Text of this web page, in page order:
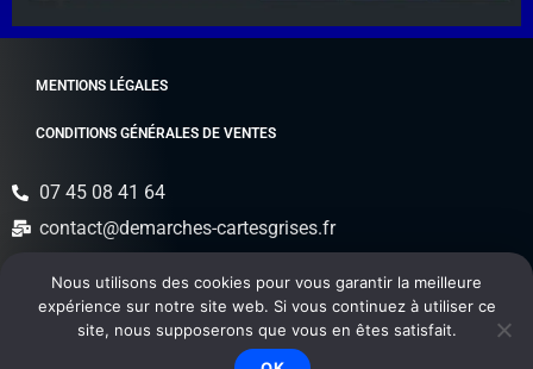
MENTIONS LÉGALES
CONDITIONS GÉNÉRALES DE VENTES
07 45 08 41 64
contact@demarches-cartesgrises.fr
🇫🇷 Agréé par le Ministère de l’Intérieur et le Trésor
Public, habilitation Numéro : 23145
Nous utilisons des cookies pour vous garantir la meilleure
expérience sur notre site web. Si vous continuez à utiliser ce
site, nous supposerons que vous en êtes satisfait.